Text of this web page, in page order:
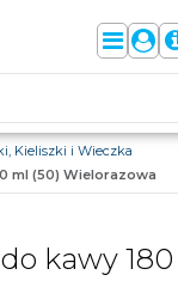
Menu
Kieliszki i Wieczka
ml (50) Wielorazowa
kawy